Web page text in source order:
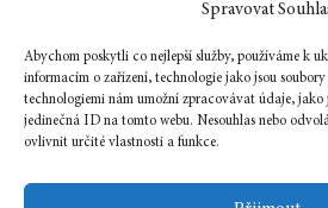
Spravovat
Abychom poskytli co nejlepší služby, používáme k
informacím o zařízení, technologie jako jsou soubory
technologiemi nám umožní zpracovávat údaje, jako
jedinečná ID na tomto webu. Nesouhlas nebo
ovlivnit určité vlastnosti a funkce.